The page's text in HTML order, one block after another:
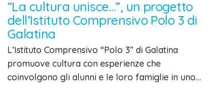
“La cultura unisce…”, un progetto
dell’Istituto Comprensivo Polo 3 di
Galatina
L’Istituto Comprensivo “Polo 3” di Galatina
promuove cultura con esperienze che
coinvolgono gli alunni e le loro famiglie in uno…